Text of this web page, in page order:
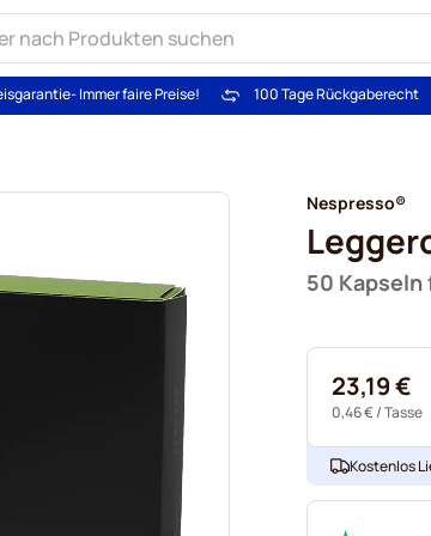
- Immer faire Preise! 100 Tage Rückgaberecht
Nespresso®
50
23,19 €
0,46 €/ Tasse
Kostenlos